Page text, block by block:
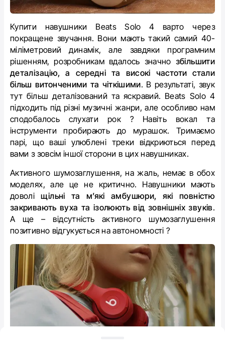
Купити навушники Beats Solo 4 варто через
покращене звучання. Вони мають такий самий 40-
міліметровий динамік, але завдяки програмним
рішенням, розробникам вдалось значно збільшити
деталізацію, а середні та високі частоти стали
більш витонченими та чіткішими. В результаті, звук
тут більш деталізований та яскравий. Beats Solo 4
підходить під різні музичні жанри, але особливо нам
сподобалось слухати рок ? Навіть вокал та
інструменти пробирають до мурашок. Тримаємо
парі, що ваші улюблені треки відкриються перед
вами з зовсім іншої сторони в цих навушниках.
Активного шумозаглушення, на жаль, немає в обох
моделях, але це не критично. Навушники мають
доволіщільні та м’які амбушюри, які повністю
закривають вуха та ізолюють від зовнішніх звуків.
А ще – відсутність активного шумозаглушення
позитивно відгукується на автономності ?